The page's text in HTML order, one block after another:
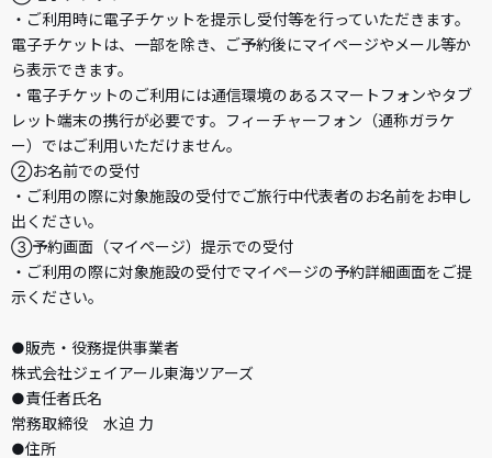
・ご利用時に電子チケットを提示し受付等を行っていただきます。
電子チケットは、一部を除き、ご予約後にマイページやメール等か
ら表示できます。
・電子チケットのご利用には通信環境のあるスマートフォンやタブ
レット端末の携行が必要です。フィーチャーフォン（通称ガラケ
ー）ではご利用いただけません。
②お名前での受付
・ご利用の際に対象施設の受付でご旅行中代表者のお名前をお申し
出ください。
③予約画面（マイページ）提示での受付
・ご利用の際に対象施設の受付でマイページの予約詳細画面をご提
示ください。
●販売・役務提供事業者
株式会社ジェイアール東海ツアーズ
●責任者氏名
常務取締役 水迫 力
●住所